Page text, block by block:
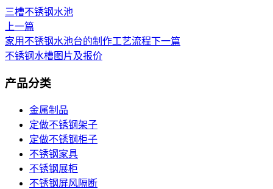
三槽不锈钢水池
上一篇
家用不锈钢水池台的制作工艺流程下一篇
不锈钢水槽图片及报价
产品分类
金属制品
定做不锈钢架子
定做不锈钢柜子
不锈钢家具
不锈钢展柜
不锈钢屏风隔断